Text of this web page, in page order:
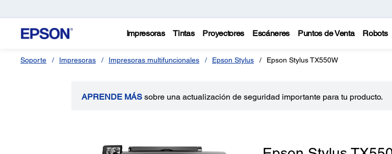
Impresoras Tintas Proyectores Escáneres Puntos de Venta Robots
Soporte Impresoras Impresoras multifuncionales Epson Stylus Epson Stylus TX550W
APRENDE MÁS sobre una actualización de seguridad importante para tu producto.